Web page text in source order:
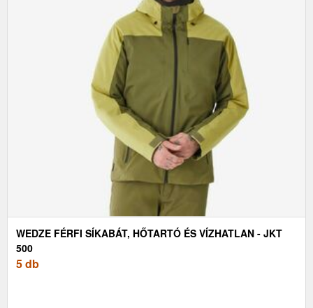
WEDZE FÉRFI SÍKABÁT, HŐTARTÓ ÉS VÍZHATLAN - JKT
500
5 db